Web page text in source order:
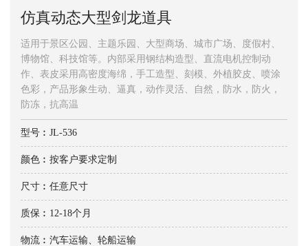
仿真动态大型剑龙道具
适用于景区公园、主题乐园、大型商场、城市广场、度假村、
博物馆、科技馆等。内部采用钢结构造型、直流电机控制动
作、表皮采用高密度海绵，手工造型、刻模、外植胶皮、喷涂
色彩，产品形象生动、逼真，动作灵活、自然，防水，防火，
防冻，抗高温
型号︰JL-536
颜色︰按客户要求定制
尺寸︰任意尺寸
质保︰12-18个月
物流︰汽车运输、轮船运输